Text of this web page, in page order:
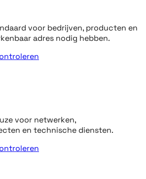
voor bedrijven, producten en
adres nodig hebben.
voor netwerken,
en technische diensten.